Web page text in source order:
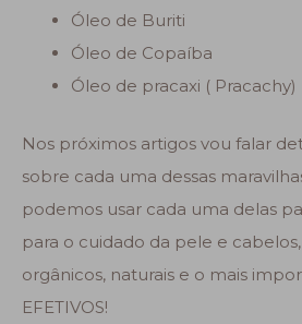
Óleo de Buriti
Óleo de Copaíba
Óleo de pracaxi ( Pracachy)
Nos próximos artigos vou falar
sobre cada uma dessas
podemos usar cada uma delas
para o cuidado da pele e
orgânicos, naturais e o mais
EFETIVOS!